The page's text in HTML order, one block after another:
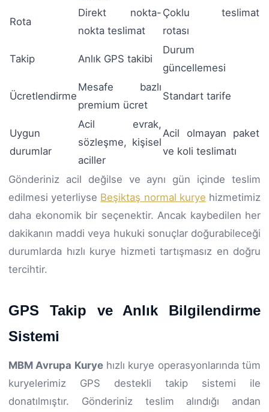
Rota
Direkt nokta-
nokta teslimat
Çoklu teslimat
rotası
Takip Anlık GPS takibi
Durum
güncellemesi
Ücretlendirme
Mesafe bazlı
premium ücret
Standart tarife
Uygun
durumlar
Acil evrak,
sözleşme, kişisel
aciller
Acil olmayan paket
ve koli teslimatı
Gönderiniz acil değilse ve aynı gün içinde teslim
edilmesi yeterliyse Beşiktaş normal kurye hizmetimiz
daha ekonomik bir seçenektir. Ancak kaybedilen her
dakikanın maddi veya hukuki sonuçlar doğurabileceği
durumlarda hızlı kurye hizmeti tartışmasız en doğru
tercihtir.
GPS Takip ve Anlık Bilgilendirme
Sistemi
MBM Avrupa Kuryehızlı kurye operasyonlarında tüm
kuryelerimiz GPS destekli takip sistemi ile
donatılmıştır. Gönderiniz teslim alındığı andan